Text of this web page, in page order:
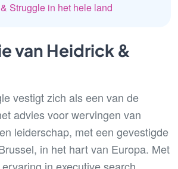
Struggle in het hele land
van Heidrick &
vestigt zich als een van de
advies voor wervingen van
leiderschap, met een gevestigde
in het hart van Europa. Met